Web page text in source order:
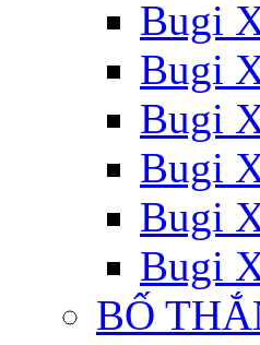
Bugi
Bugi
Bugi
Bugi
Bugi
Bugi
BỐ